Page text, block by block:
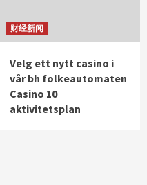
财经新闻
Velg ett nytt casino i
vår bh folkeautomaten
Casino 10
aktivitetsplan